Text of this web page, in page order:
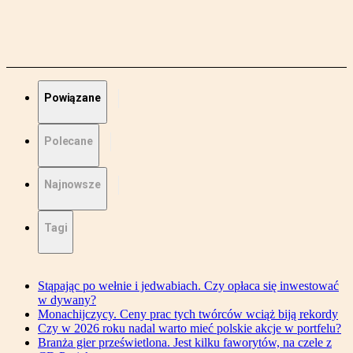
Powiązane
Polecane
Najnowsze
Tagi
Stąpając po wełnie i jedwabiach. Czy opłaca się inwestować
w dywany?
Monachijczycy. Ceny prac tych twórców wciąż biją rekordy
Czy w 2026 roku nadal warto mieć polskie akcje w portfelu?
Branża gier prześwietlona. Jest kilku faworytów, na czele z